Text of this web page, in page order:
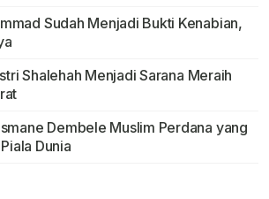
Sudah Menjadi Bukti Kenabian,
Shalehah Menjadi Sarana Meraih
Dembele Muslim Perdana yang
Dunia